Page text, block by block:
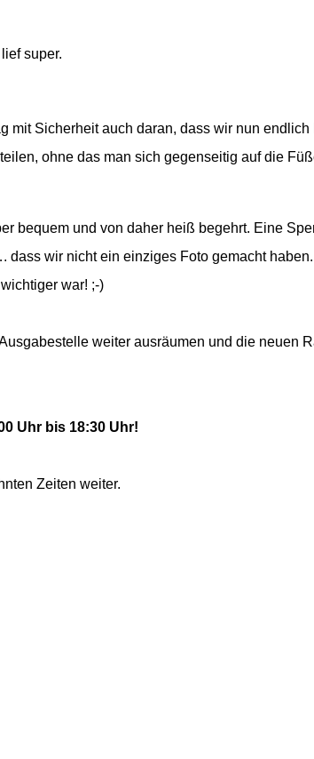
super.
mit Sicherheit auch daran, dass wir nun endlich
ohne das man sich gegenseitig auf die
bequem und von daher heiß begehrt. Eine
wir nicht ein einziges Foto gemacht
war! ;-)
weiter ausräumen und die neuen
Uhr bis 18:30 Uhr!
Zeiten weiter.